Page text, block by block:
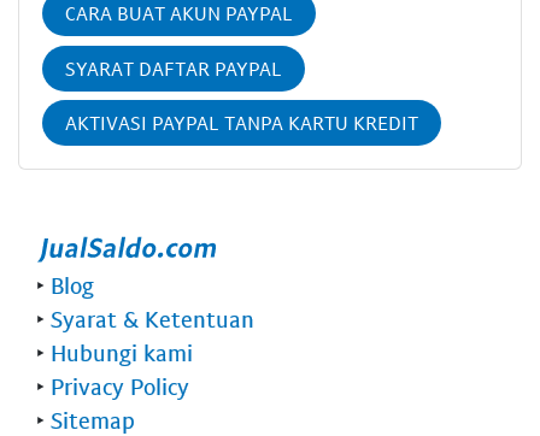
CARA BUAT AKUN PAYPAL
SYARAT DAFTAR PAYPAL
AKTIVASI PAYPAL TANPA KARTU KREDIT
‣ Blog
‣ Syarat & Ketentuan
‣ Hubungi kami
‣ Privacy Policy
‣ Sitemap